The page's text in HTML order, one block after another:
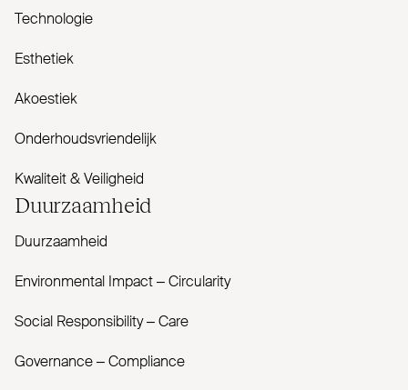
Technologie
Esthetiek
Akoestiek
Onderhoudsvriendelijk
Kwaliteit & Veiligheid
Duur­zaamheid
Duurzaamheid
Envi­ronmental Impact – Cir­cularity
Social Responsibility – Care
Governance – Com­pliance